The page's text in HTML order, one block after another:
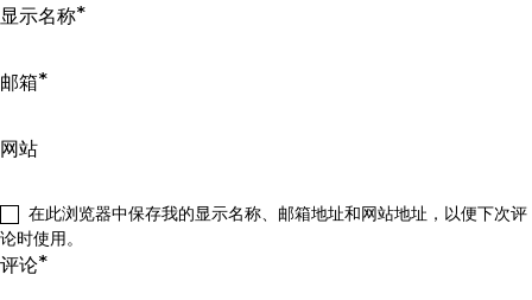
评论*
显示名称*
邮箱*
网站
在此浏览器中保存我的显示名称、邮箱地址和网站地址，以便下次评
论时使用。